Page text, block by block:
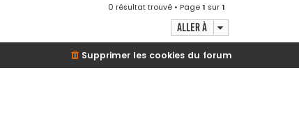
0 résultat trouvé • Page1 sur1
Aller à
Supprimer les cookies du forum